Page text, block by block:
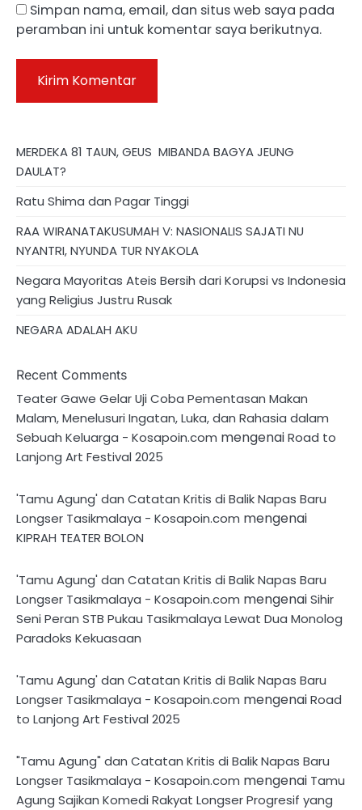
Simpan nama, email, dan situs web saya pada
peramban ini untuk komentar saya berikutnya.
MERDEKA 81 TAUN, GEUS MIBANDA BAGYA JEUNG
DAULAT?
Ratu Shima dan Pagar Tinggi
RAA WIRANATAKUSUMAH V: NASIONALIS SAJATI NU
NYANTRI, NYUNDA TUR NYAKOLA
Negara Mayoritas Ateis Bersih dari Korupsi vs Indonesia
yang Religius Justru Rusak
NEGARA ADALAH AKU
Recent Comments
Teater Gawe Gelar Uji Coba Pementasan Makan
Malam, Menelusuri Ingatan, Luka, dan Rahasia dalam
Sebuah Keluarga - Kosapoin.com mengenaiRoad to
Lanjong Art Festival 2025
'Tamu Agung' dan Catatan Kritis di Balik Napas Baru
Longser Tasikmalaya - Kosapoin.com mengenai
KIPRAH TEATER BOLON
'Tamu Agung' dan Catatan Kritis di Balik Napas Baru
Longser Tasikmalaya - Kosapoin.com mengenaiSihir
Seni Peran STB Pukau Tasikmalaya Lewat Dua Monolog
Paradoks Kekuasaan
'Tamu Agung' dan Catatan Kritis di Balik Napas Baru
Longser Tasikmalaya - Kosapoin.com mengenaiRoad
to Lanjong Art Festival 2025
"Tamu Agung" dan Catatan Kritis di Balik Napas Baru
Longser Tasikmalaya - Kosapoin.com mengenai Tamu
Agung Sajikan Komedi Rakyat Longser Progresif yang